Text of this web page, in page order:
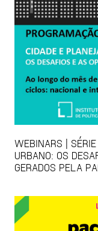
WEBINARS |
URBANO: OS
GERADOS PELA